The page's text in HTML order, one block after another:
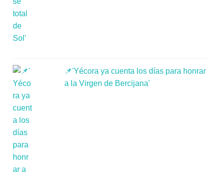
📌'Yécora ya cuenta los días para honrar
a la Virgen de Bercijana'